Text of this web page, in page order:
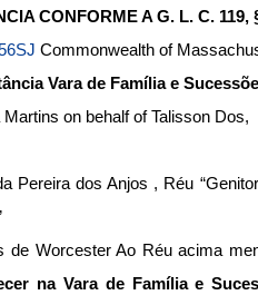
CONFORME A G. L. C. 119,
Commonwealth of
Vara de Família e
on behalf of Talisson Dos,
Pereira dos Anjos , Réu
na Vara de Família e